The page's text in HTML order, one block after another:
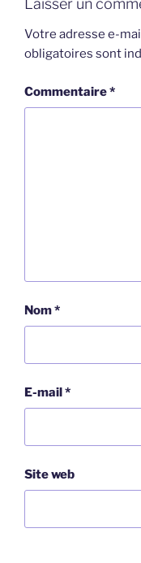
Laisser un
Votre adresse e-
obligatoires sont
Commentaire*
Nom*
E-mail*
Site web